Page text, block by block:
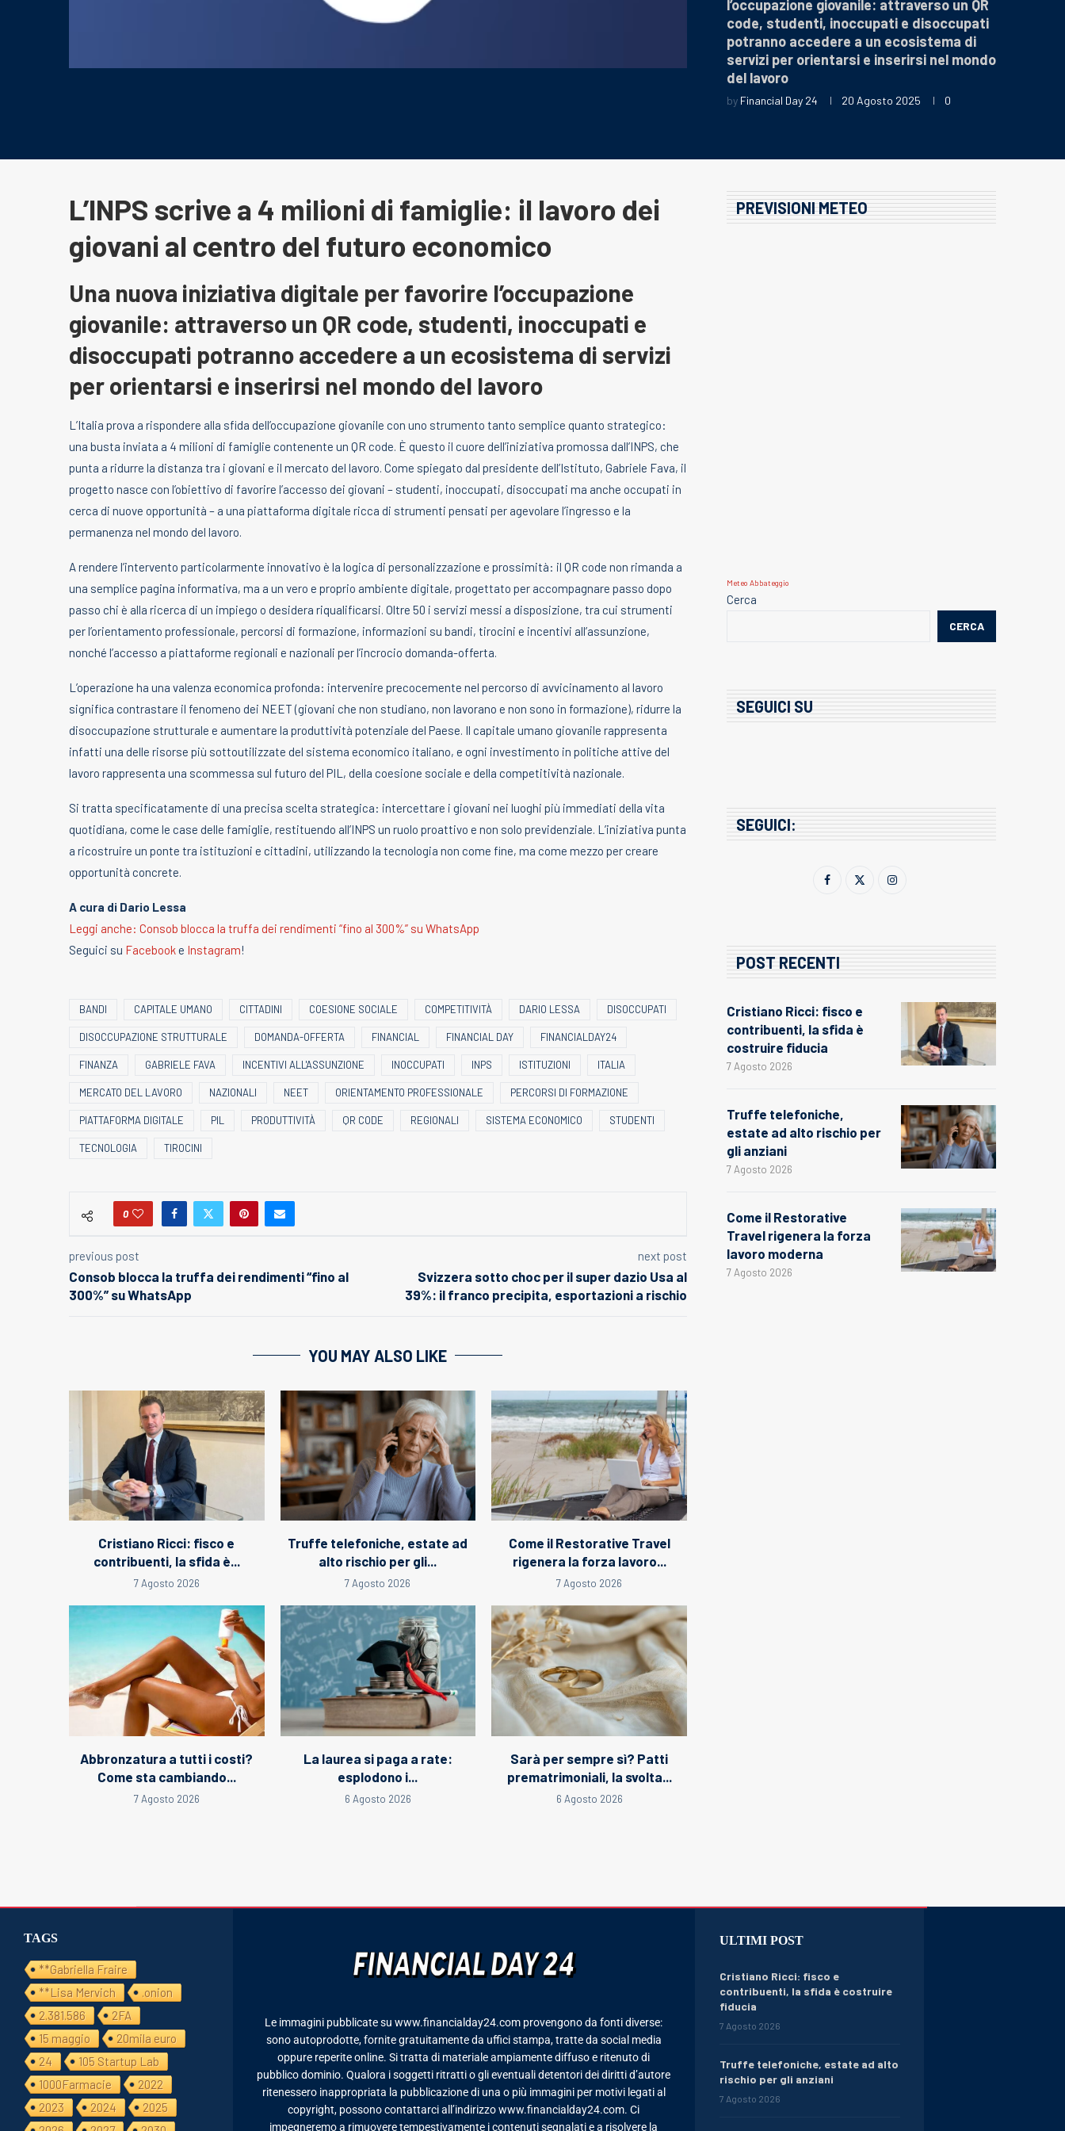
l’occupazione giovanile: attraverso un QR
code, studenti, inoccupati e disoccupati
potranno accedere a un ecosistema di
servizi per orientarsi e inserirsi nel mondo
del lavoro
by Financial Day 24 20 Agosto 2025 0
L’INPS scrive a 4 milioni di famiglie: il lavoro dei
giovani al centro del futuro economico
Una nuova iniziativa digitale per favorire l’occupazione
giovanile: attraverso un QR code, studenti, inoccupati e
disoccupati potranno accedere a un ecosistema di servizi
per orientarsi e inserirsi nel mondo del lavoro
L’Italia prova a rispondere alla sfida dell’occupazione giovanile con uno strumento tanto semplice quanto strategico:
una busta inviata a 4 milioni di famiglie contenente un QR code. È questo il cuore dell’iniziativa promossa dall’INPS, che
punta a ridurre la distanza tra i giovani e il mercato del lavoro. Come spiegato dal presidente dell’Istituto, Gabriele Fava, il
progetto nasce con l’obiettivo di favorire l’accesso dei giovani – studenti, inoccupati, disoccupati ma anche occupati in
cerca di nuove opportunità – a una piattaforma digitale ricca di strumenti pensati per agevolare l’ingresso e la
permanenza nel mondo del lavoro.
A rendere l’intervento particolarmente innovativo è la logica di personalizzazione e prossimità: il QR code non rimanda a
una semplice pagina informativa, ma a un vero e proprio ambiente digitale, progettato per accompagnare passo dopo
passo chi è alla ricerca di un impiego o desidera riqualificarsi. Oltre 50 i servizi messi a disposizione, tra cui strumenti
per l’orientamento professionale, percorsi di formazione, informazioni su bandi, tirocini e incentivi all’assunzione,
nonché l’accesso a piattaforme regionali e nazionali per l’incrocio domanda-offerta.
L’operazione ha una valenza economica profonda: intervenire precocemente nel percorso di avvicinamento al lavoro
significa contrastare il fenomeno dei NEET (giovani che non studiano, non lavorano e non sono in formazione), ridurre la
disoccupazione strutturale e aumentare la produttività potenziale del Paese. Il capitale umano giovanile rappresenta
infatti una delle risorse più sottoutilizzate del sistema economico italiano, e ogni investimento in politiche attive del
lavoro rappresenta una scommessa sul futuro del PIL, della coesione sociale e della competitività nazionale.
Si tratta specificatamente di una precisa scelta strategica: intercettare i giovani nei luoghi più immediati della vita
quotidiana, come le case delle famiglie, restituendo all’INPS un ruolo proattivo e non solo previdenziale. L’iniziativa punta
a ricostruire un ponte tra istituzioni e cittadini, utilizzando la tecnologia non come fine, ma come mezzo per creare
opportunità concrete.
A cura di Dario Lessa
Leggi anche: Consob blocca la truffa dei rendimenti “fino al 300%” su WhatsApp
Seguici su Facebooke Instagram!
BANDI CAPITALE UMANO CITTADINI COESIONE SOCIALE COMPETITIVITÀ DARIO LESSA DISOCCUPATI
DISOCCUPAZIONE STRUTTURALE DOMANDA-OFFERTA FINANCIAL FINANCIAL DAY FINANCIALDAY24
FINANZA GABRIELE FAVA INCENTIVI ALL'ASSUNZIONE INOCCUPATI INPS ISTITUZIONI ITALIA
MERCATO DEL LAVORO NAZIONALI NEET ORIENTAMENTO PROFESSIONALE PERCORSI DI FORMAZIONE
PIATTAFORMA DIGITALE PIL PRODUTTIVITÀ QR CODE REGIONALI SISTEMA ECONOMICO STUDENTI
TECNOLOGIA TIROCINI
0
previous post
Consob blocca la truffa dei rendimenti “fino al
300%” su WhatsApp
next post
Svizzera sotto choc per il super dazio Usa al
39%: il franco precipita, esportazioni a rischio
YOU MAY ALSO LIKE
Cristiano Ricci: fisco e
contribuenti, la sfida è...
7 Agosto 2026
Truffe telefoniche, estate ad
alto rischio per gli...
7 Agosto 2026
Come il Restorative Travel
rigenera la forza lavoro...
7 Agosto 2026
Abbronzatura a tutti i costi?
Come sta cambiando...
7 Agosto 2026
La laurea si paga a rate:
esplodono i...
6 Agosto 2026
Sarà per sempre sì? Patti
prematrimoniali, la svolta...
6 Agosto 2026
PREVISIONI METEO
Meteo Abbateggio
Cerca
CERCA
SEGUICI SU
SEGUICI:
POST RECENTI
Cristiano Ricci: fisco e
contribuenti, la sfida è
costruire fiducia
7 Agosto 2026
Truffe telefoniche,
estate ad alto rischio per
gli anziani
7 Agosto 2026
Come il Restorative
Travel rigenera la forza
lavoro moderna
7 Agosto 2026
TAGS
**Gabriella Fraire
**Lisa Mervich
.onion
2.381.586
2FA
15 maggio
20mila euro
24
105 Startup Lab
1000Farmacie
2022
2023
2024
2025
Le immagini pubblicate su www.financialday24.com provengono da fonti diverse:
sono autoprodotte, fornite gratuitamente da uffici stampa, tratte da social media
oppure reperite online. Si tratta di materiale ampiamente diffuso e ritenuto di
pubblico dominio. Qualora i soggetti ritratti o gli eventuali detentori dei diritti d’autore
ritenessero inappropriata la pubblicazione di una o più immagini per motivi legati al
copyright, possono contattarci all’indirizzo www.financialday24.com. Ci
impegneremo a rimuovere tempestivamente i contenuti segnalati e a risolvere la
ULTIMI POST
Cristiano Ricci: fisco e
contribuenti, la sfida è costruire
fiducia
7 Agosto 2026
Truffe telefoniche, estate ad alto
rischio per gli anziani
7 Agosto 2026